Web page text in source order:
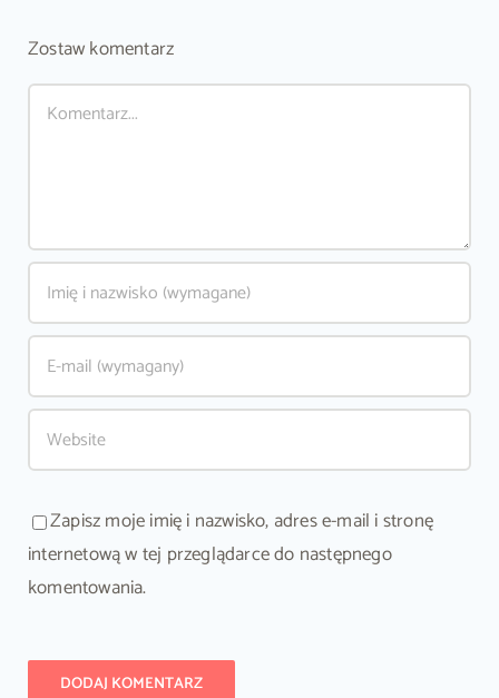
Zostaw komentarz
Comment
Zapisz moje imię i nazwisko, adres e-mail i stronę
internetową w tej przeglądarce do następnego
komentowania.